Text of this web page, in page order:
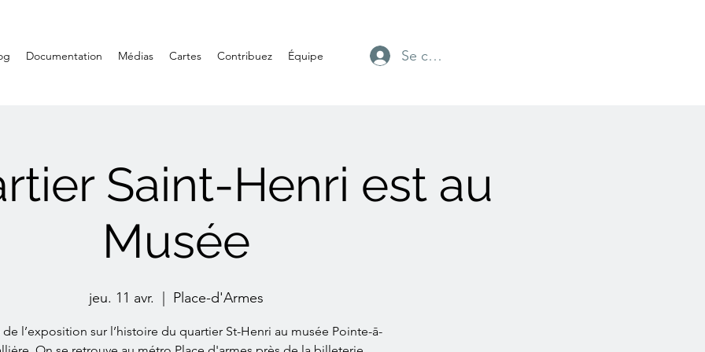
Documentation Médias Cartes Contribuez Équipe Se connecter
Saint-Henri est au
Musée
jeu. 11 avr. Place-d'Armes
de l’exposition sur l’histoire du quartier St-Henri au musée Pointe-ā-